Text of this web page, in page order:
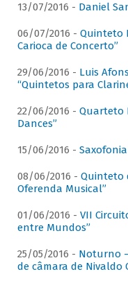
13/07/2016 - Daniel
06/07/2016 - Quinteto
Carioca de Concerto”
29/06/2016 - Luis
“Quintetos para
22/06/2016 - Quarteto
Dances”
15/06/2016 -
08/06/2016 - Quinteto
Oferenda Musical”
01/06/2016 - VII
entre Mundos”
25/05/2016 - Noturno
de câmara de Nivaldo